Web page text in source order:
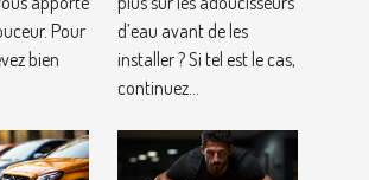
?
Pour
bien
d’eau avant de les
installer ? Si tel est le cas,
continuez...